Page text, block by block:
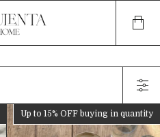
Up to 15% OFF buying in quantity